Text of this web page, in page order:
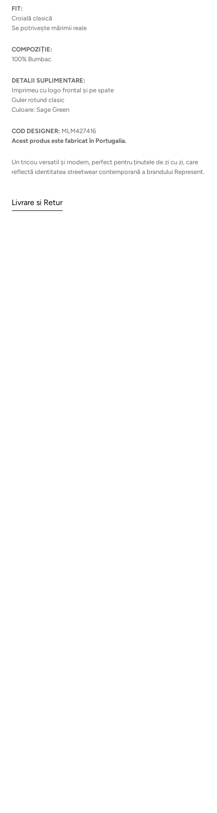
FIT:
Croială clasică
Se potrivește mărimii reale
COMPOZIȚIE:
100% Bumbac
DETALII SUPLIMENTARE:
Imprimeu cu logo frontal și pe spate
Guler rotund clasic
Culoare: Sage Green
COD DESIGNER: MLM427416
Acest produs este fabricat în Portugalia.
Un tricou versatil și modern, perfect pentru ținutele de zi cu zi, care
reflectă identitatea streetwear contemporană a brandului Represent.
Livrare si Retur